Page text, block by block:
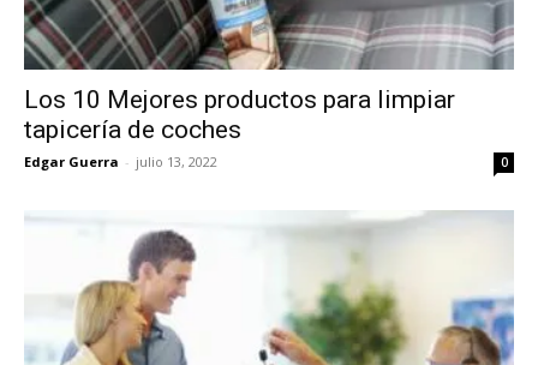
Los 10 Mejores productos para limpiar
tapicería de coches
Edgar Guerra - julio 13, 2022 0